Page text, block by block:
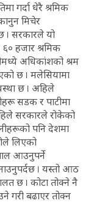
गर्दा धेरै श्रमिक
मिचेर
। सरकारले यो
हजार श्रमिक
अधिकांशको श्रम
छ । मलेसियामा
छ । अहिले
सडक र पाटीमा
सरकारले रोकेको
पनि देशमा
लिएको
आउनुपर्ने
। यस्तो आठ
छ । कोटा तोक्ने नै
गरी बढाएर तोक्न